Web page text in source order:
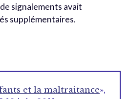
signalements avait
supplémentaires.
et la maltraitance»,